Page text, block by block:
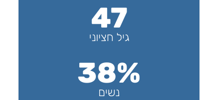
38%
נשים
47
גיל חציוני